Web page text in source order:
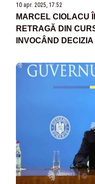
10 apr. 2025, 17:52
MARCEL CIOLACU
RETRAGĂ DIN
INVOCÂND